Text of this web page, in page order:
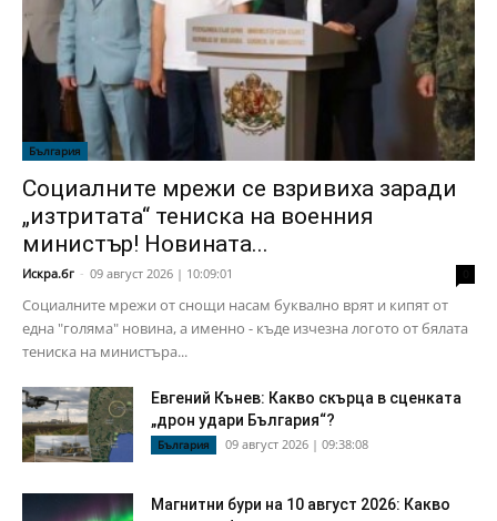
България
Социалните мрежи се взривиха заради
„изтритата“ тениска на военния
министър! Новината...
Искра.бг - 09 август 2026 | 10:09:01
Социалните мрежи от снощи насам буквално врят и кипят от
една "голяма" новина, а именно - къде изчезна логото от бялата
тениска на министъра...
Евгений Кънев: Какво скърца в сценката
„дрон удари България“?
България 09 август 2026 | 09:38:08
Магнитни бури на 10 август 2026: Какво